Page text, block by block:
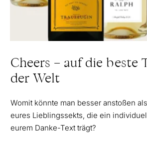
Cheers – auf die beste
der Welt
Womit könnte man besser anstoßen
eures Lieblingssekts, die ein
eurem Danke-Text trägt?